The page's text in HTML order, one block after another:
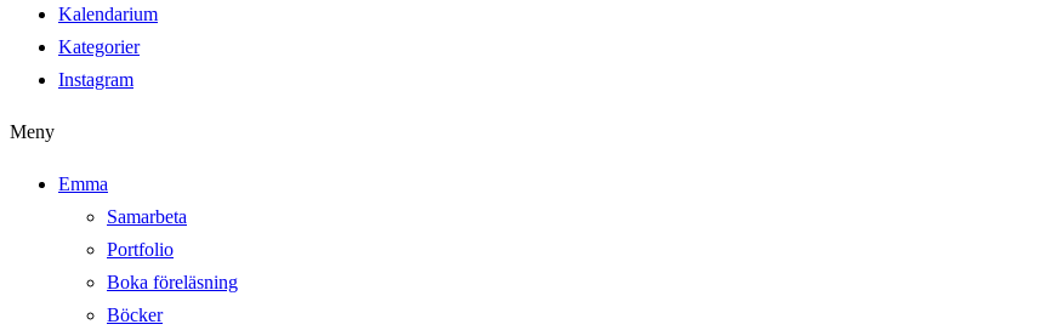
Kalendarium
Kategorier
Instagram
Meny
Emma
Samarbeta
Portfolio
Boka föreläsning
Böcker